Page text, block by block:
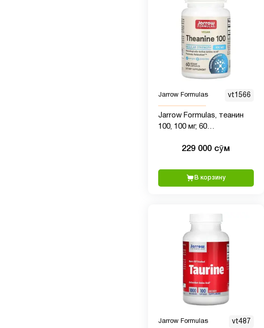
Jarrow Formulas vt1566
Jarrow Formulas, теанин
100, 100 мг, 60
229 000 сӯм
В корзину
Jarrow Formulas vt487